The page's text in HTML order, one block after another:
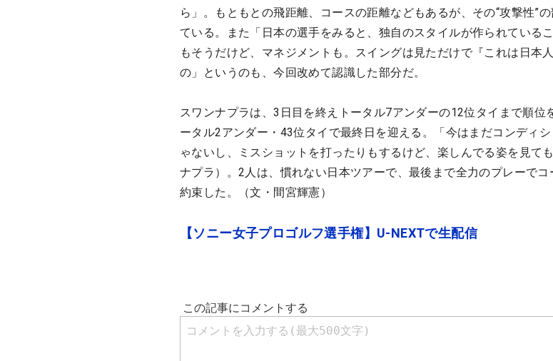
ら」。もともとの飛距離、コースの距離などもあるが、その“攻撃性”
ている。また「日本の選手をみると、独自のスタイルが作られている
もそうだけど、マネジメントも。スイングは見ただけで『これは日本
の」というのも、今回改めて認識した部分だ。
スワンナプラは、3日目を終えトータル7アンダーの12位タイまで順位
ータル2アンダー・43位タイで最終日を迎える。「今はまだコンディ
ゃないし、ミスショットを打ったりもするけど、楽しんでる姿を見て
ナプラ）。2人は、慣れない日本ツアーで、最後まで全力のプレーで
約束した。（文・間宮輝憲）
【ソニー女子プロゴルフ選手権】U-NEXTで生配信